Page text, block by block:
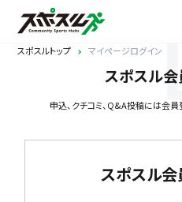
スポスルトップ マイページログイン
スポスル会
申込、クチコミ、Q&A投稿には会員
スポスル